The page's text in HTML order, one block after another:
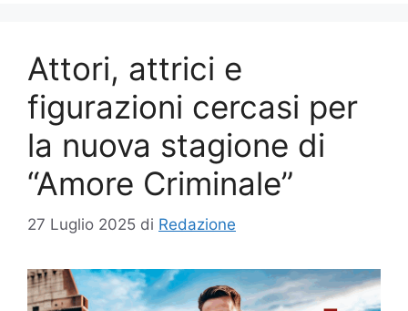
Attori, attrici e
figurazioni cercasi per
la nuova stagione di
“Amore Criminale”
27 Luglio 2025 di Redazione